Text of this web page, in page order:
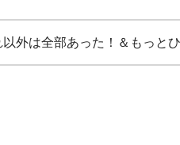
外は全部あった！＆もっと